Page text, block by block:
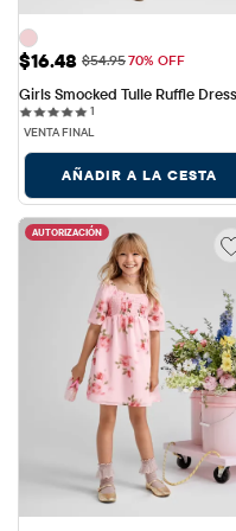
Precio de venta: $16.48
$16.48 Precio original: $54.95
$54.9570% OFF
Girls Smocked Tulle Ruffle Dress
1
VENTA FINAL
AÑADIR A LA CESTA
AUTORIZACIÓN